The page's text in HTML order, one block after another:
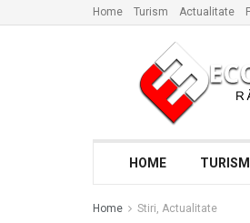
Home Turism Actualitate
HOME TURISM
Home Stiri, Actualitate